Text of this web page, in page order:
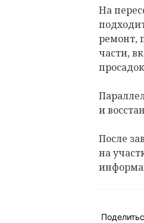
На
ремонт,
части,
и
После
на